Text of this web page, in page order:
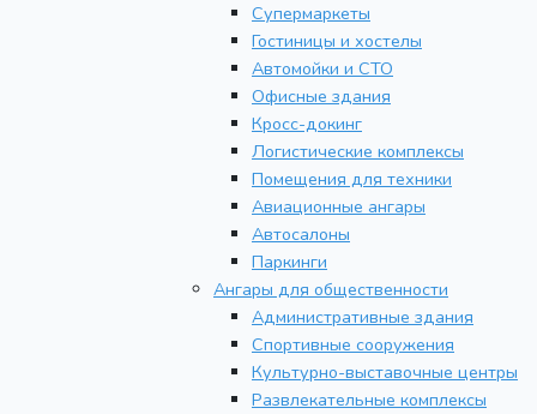
Супермаркеты
Гостиницы и хостелы
Автомойки и СТО
Офисные здания
Кросс-докинг
Логистические комплексы
Помещения для техники
Авиационные ангары
Автосалоны
Паркинги
Ангары для общественности
Административные здания
Спортивные сооружения
Культурно-выставочные центры
Развлекательные комплексы